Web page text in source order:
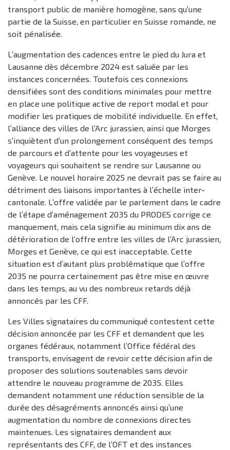
transport public de manière homogène, sans qu’une
partie de la Suisse, en particulier en Suisse romande, ne
soit pénalisée.
L’augmentation des cadences entre le pied du Jura et
Lausanne dès décembre 2024 est saluée par les
instances concernées. Toutefois ces connexions
densifiées sont des conditions minimales pour mettre
en place une politique active de report modal et pour
modifier les pratiques de mobilité individuelle. En effet,
l’alliance des villes de l’Arc jurassien, ainsi que Morges
s’inquiètent d’un prolongement conséquent des temps
de parcours et d’attente pour les voyageuses et
voyageurs qui souhaitent se rendre sur Lausanne ou
Genève. Le nouvel horaire 2025 ne devrait pas se faire au
détriment des liaisons importantes à l’échelle inter-
cantonale. L’offre validée par le parlement dans le cadre
de l’étape d’aménagement 2035 du PRODES corrige ce
manquement, mais cela signifie au minimum dix ans de
détérioration de l'offre entre les villes de l’Arc jurassien,
Morges et Genève, ce qui est inacceptable. Cette
situation est d’autant plus problématique que l’offre
2035 ne pourra certainement pas être mise en œuvre
dans les temps, au vu des nombreux retards déjà
annoncés par les CFF.
Les Villes signataires du communiqué contestent cette
décision annoncée par les CFF et demandent que les
organes fédéraux, notamment l’Office fédéral des
transports, envisagent de revoir cette décision afin de
proposer des solutions soutenables sans devoir
attendre le nouveau programme de 2035. Elles
demandent notamment une réduction sensible de la
durée des désagréments annoncés ainsi qu’une
augmentation du nombre de connexions directes
maintenues. Les signataires demandent aux
représentants des CFF, de l’OFT et des instances